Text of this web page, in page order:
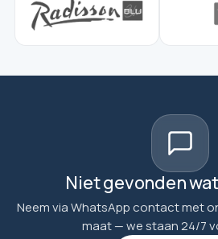
Niet gevonden
Neem via WhatsApp contact met
maat — we staan 24/7